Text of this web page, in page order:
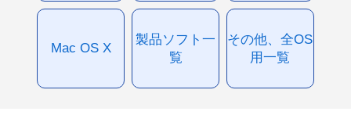
Mac OS X
製品ソフト一
覧
その他、全OS
用一覧